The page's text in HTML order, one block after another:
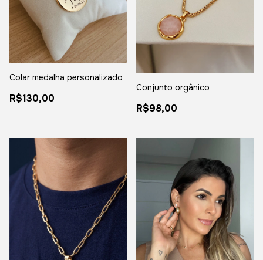
Colar medalha personalizado
R$130,00
Conjunto orgânico
R$98,00